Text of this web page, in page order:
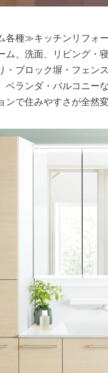
各種≫キッチンリフォ
ム、洗面、リビング・
・ブロック塀・フェン
ベランダ・バルコニー
ンで住みやすさが全然